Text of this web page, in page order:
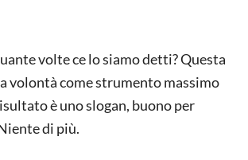
volte ce lo siamo detti? Questa
volontà come strumento massimo
è uno slogan, buono per
di più.